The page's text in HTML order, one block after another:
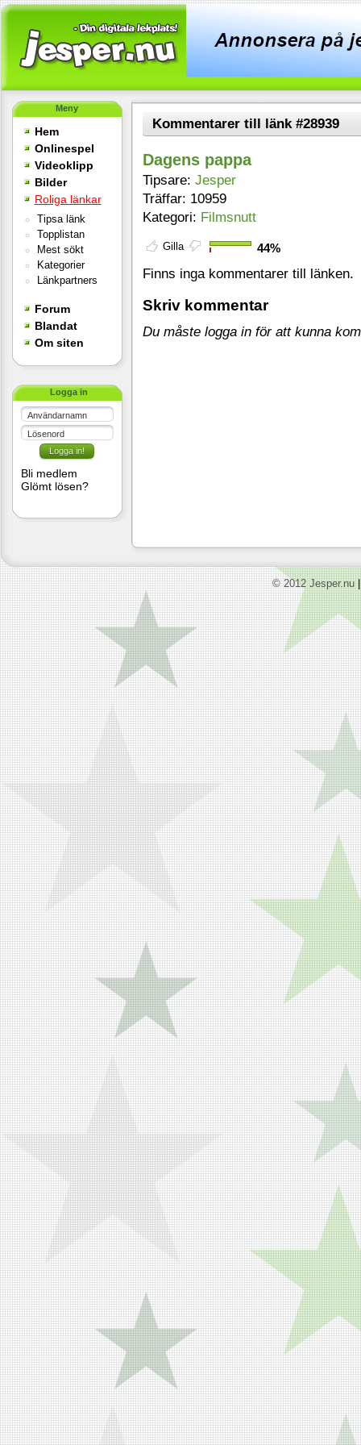
Meny
Hem
Onlinespel
Videoklipp
Bilder
Roliga länkar
Tipsa länk
Topplistan
Mest sökt
Kategorier
Länkpartners
Forum
Blandat
Om siten
Logga in
Användarnamn
Lösenord
Bli medlem
Glömt lösen?
Kommentarer till länk #28939
Dagens pappa
Tipsare: Jesper
Träffar: 10959
Kategori: Filmsnutt
Gilla 44%
Finns inga kommentarer till länken.
Skriv kommentar
Du måste logga in för att kunna
© 2012 Jesper.nu